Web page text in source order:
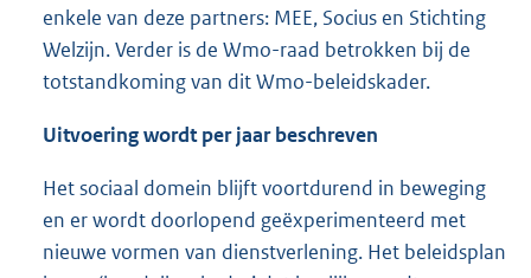
enkele van deze partners: MEE, Socius en Stichting
Welzijn. Verder is de Wmo-raad betrokken bij de
totstandkoming van dit Wmo-beleidskader.
Uitvoering wordt per jaar beschreven
Het sociaal domein blijft voortdurend in beweging
en er wordt doorlopend geëxperimenteerd met
nieuwe vormen van dienstverlening. Het beleidsplan